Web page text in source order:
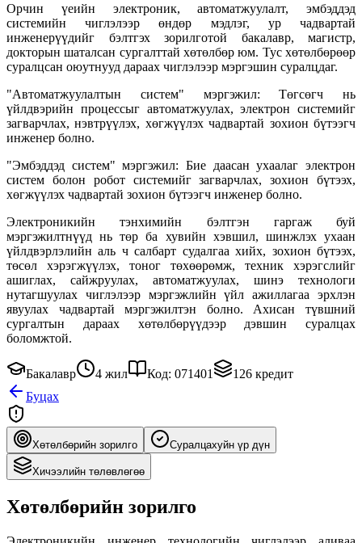
Орчин үеийн электроник, автоматжуулалт, эмбэддэд
системийн чиглэлээр өндөр мэдлэг, ур чадвартай
инженерүүдийг бэлтгэх зорилготой бакалавр, магистр,
докторын шаталсан сургалттай хөтөлбөр юм. Тус хөтөлбөрөөр
суралцсан оюутнууд дараах чиглэлээр мэргэшин суралцдаг.
"Автоматжуулалтын систем" мэргэжил: Төгсөгч нь
үйлдвэрийн процессыг автоматжуулах, электрон системийг
загварчлах, нэвтрүүлэх, хөгжүүлэх чадвартай зохион бүтээгч
инженер болно.
"Эмбэддэд систем" мэргэжил: Бие даасан ухаалаг электрон
систем болон робот системийг загварчлах, зохион бүтээх,
хөгжүүлэх чадвартай зохион бүтээгч инженер болно.
Электроникийн тэнхимийн бэлтгэн гаргаж буй
мэргэжилтнүүд нь төр ба хувийн хэвшил, шинжлэх ухаан
үйлдвэрлэлийн аль ч салбарт судалгаа хийх, зохион бүтээх,
төсөл хэрэгжүүлэх, тоног төхөөрөмж, техник хэрэгслийг
ашиглах, сайжруулах, автоматжуулах, шинэ технологи
нутагшуулах чиглэлээр мэргэжлийн үйл ажиллагаа эрхлэн
явуулах чадвартай мэргэжилтэн болно. Ахисан түвшний
сургалтын дараах хөтөлбөрүүдээр дэвшин суралцах
боломжтой.
Бакалавр 4 жил Код: 071401
126 кредит
Буцах
Хөтөлбөрийн зорилго Суралцахуйн үр дүн
Хичээлийн төлөвлөгөө
Хөтөлбөрийн зорилго